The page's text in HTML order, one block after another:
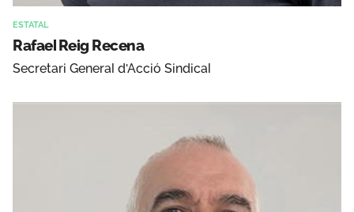
ESTATAL
Rafael Reig Recena
Secretari General d'Acció Sindical